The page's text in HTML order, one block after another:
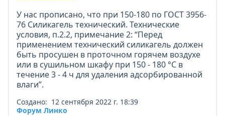
У нас прописано, что при 150-180 по ГОСТ 3956-
76 Силикагель технический. Технические
условия, п.2.2, примечание 2: “Перед
применением технический силикагель должен
быть просушен в проточном горячем воздухе
или в сушильном шкафу при 150 - 180 °С в
течение 3 - 4 ч для удаления адсорбированной
влаги”.
Создано: 12 сентября 2022 г. 18:39
Форум Линко